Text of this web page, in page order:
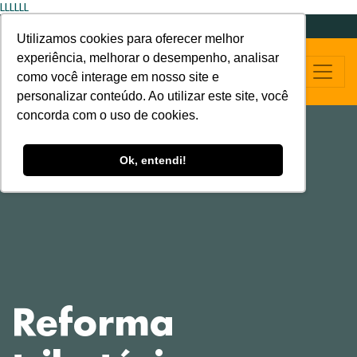
Utilizamos cookies para oferecer melhor
experiência, melhorar o desempenho, analisar
como você interage em nosso site e
personalizar conteúdo. Ao utilizar este site, você
concorda com o uso de cookies.
Ok, entendi!
LLLLLL